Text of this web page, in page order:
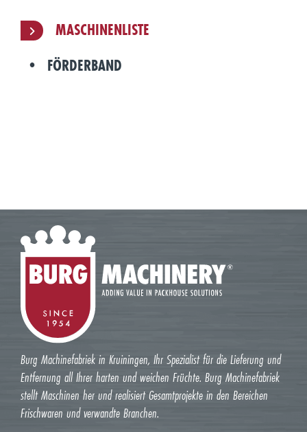
MASCHINENLISTE
FÖRDERBAND
Burg Machinefabriek in Kruiningen, Ihr Spezialist für die Lieferung und
Entfernung all Ihrer harten und weichen Früchte. Burg Machinefabriek
stellt Maschinen her und realisiert Gesamtprojekte in den Bereichen
Frischwaren und verwandte Branchen.